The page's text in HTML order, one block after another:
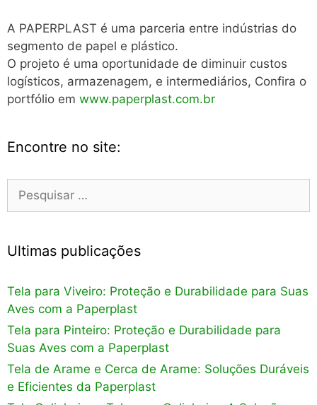
A PAPERPLAST é uma parceria entre indústrias do
segmento de papel e plástico.
O projeto é uma oportunidade de diminuir custos
logísticos, armazenagem, e intermediários, Confira o
portfólio em www.paperplast.com.br
Encontre no site:
por:
Ultimas publicações
Tela para Viveiro: Proteção e Durabilidade para Suas
Aves com a Paperplast
Tela para Pinteiro: Proteção e Durabilidade para
Suas Aves com a Paperplast
Tela de Arame e Cerca de Arame: Soluções Duráveis
e Eficientes da Paperplast